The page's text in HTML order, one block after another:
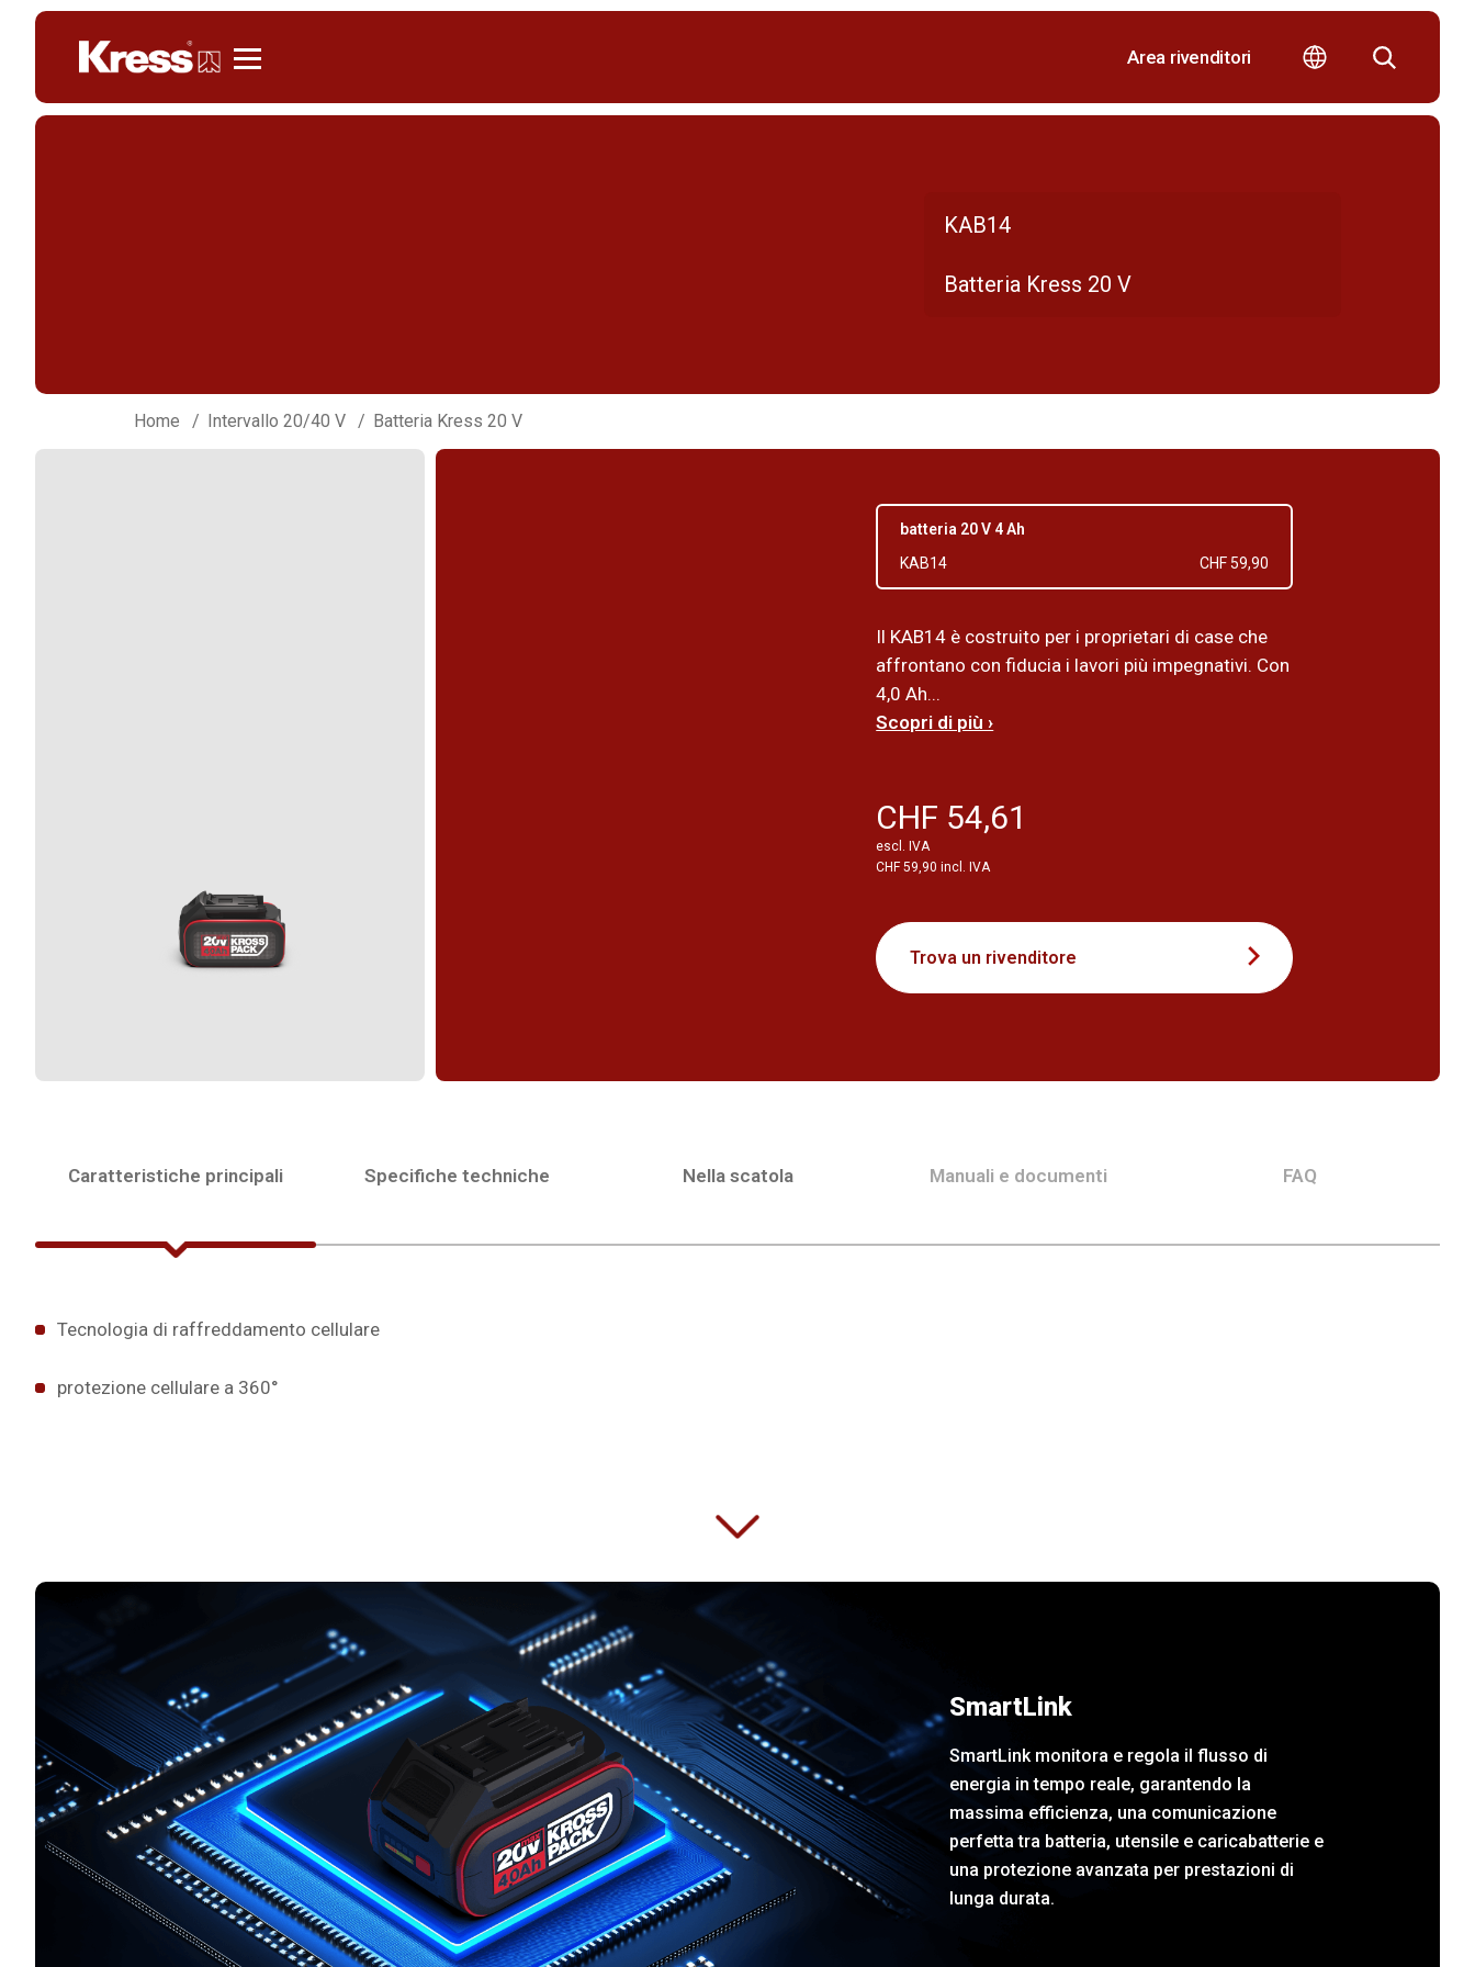
Area rivenditori
KAB14
Batteria Kress 20 V
Home Intervallo 20/40 V Batteria Kress 20 V
batteria 20 V 4 Ah
KAB14
CHF 59,90
Il KAB14 è costruito per i proprietari di case che
affrontano con fiducia i lavori più impegnativi. Con
4,0 Ah...
Scopri di più ›
CHF 54,61
escl. IVA
CHF 59,90 incl. IVA
Trova un rivenditore
Caratteristiche principali Specifiche techniche Nella scatola Manuali e documenti FAQ
Tecnologia di raffreddamento cellulare
protezione cellulare a 360°
SmartLink
SmartLink monitora e regola il flusso di
energia in tempo reale, garantendo la
massima efficienza, una comunicazione
perfetta tra batteria, utensile e caricabatterie e
una protezione avanzata per prestazioni di
lunga durata.